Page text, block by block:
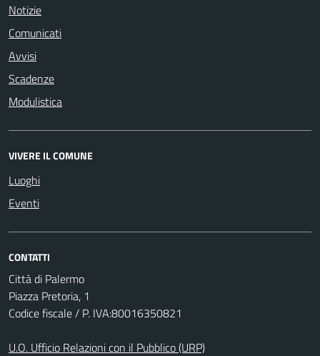
Notizie
Comunicati
Avvisi
Scadenze
Modulistica
VIVERE IL COMUNE
Luoghi
Eventi
CONTATTI
Città di Palermo
Piazza Pretoria, 1
Codice fiscale / P. IVA:80016350821
U.O. Ufficio Relazioni con il Pubblico (URP)